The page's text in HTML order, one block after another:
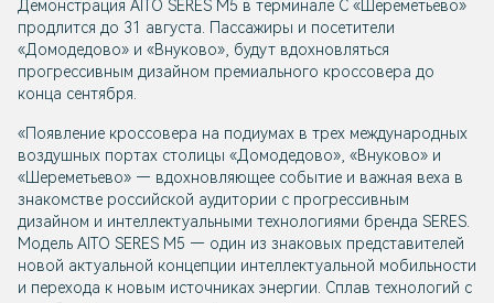
Демонстрация AITO SERES M5 в терминале С «Шереметьево»
продлится до 31 августа. Пассажиры и посетители
«Домодедово» и «Внуково», будут вдохновляться
прогрессивным дизайном премиального кроссовера до
конца сентября.
«Появление кроссовера на подиумах в трех международных
воздушных портах столицы «Домодедово», «Внуково» и
«Шереметьево» — вдохновляющее событие и важная веха в
знакомстве российской аудитории с прогрессивным
дизайном и интеллектуальными технологиями бренда SERES.
Модель AITO SERES M5 — один из знаковых представителей
новой актуальной концепции интеллектуальной мобильности
и перехода к новым источниках энергии. Сплав технологий с